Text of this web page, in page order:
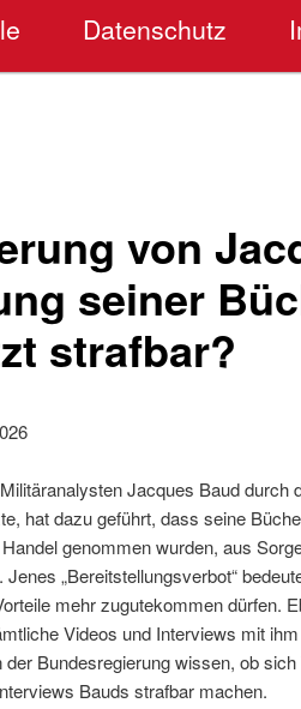
Datenschutz
von
seiner
strafbar?
Jacques Baud durch
hat dazu geführt, dass seine
genommen wurden, aus
„Bereitstellungsverbot“
mehr zugutekommen dürfen.
Videos und Interviews mit
Bundesregierung wissen, ob
Bauds strafbar machen.